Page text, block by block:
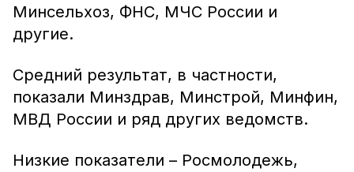
Минсельхоз, ФНС, МЧС России и
другие.
Средний результат, в частности,
показали Минздрав, Минстрой, Минфин,
МВД России и ряд других ведомств.
Низкие показатели – Росмолодежь,